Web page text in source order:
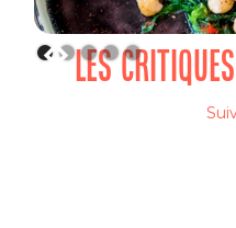
LES